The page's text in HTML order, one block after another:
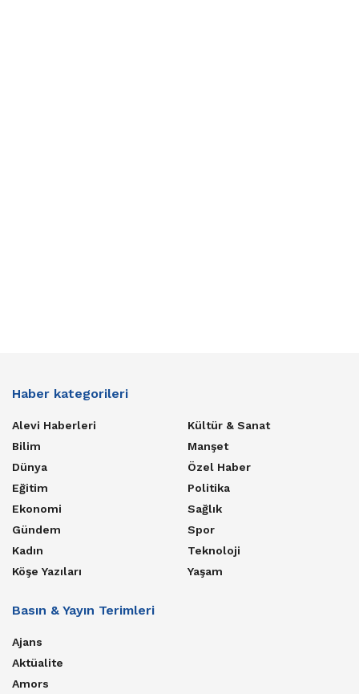
Haber kategorileri
Alevi Haberleri
Bilim
Dünya
Eğitim
Ekonomi
Gündem
Kadın
Köşe Yazıları
Kültür & Sanat
Manşet
Özel Haber
Politika
Sağlık
Spor
Teknoloji
Yaşam
Basın & Yayın Terimleri
Ajans
Aktüalite
Amors